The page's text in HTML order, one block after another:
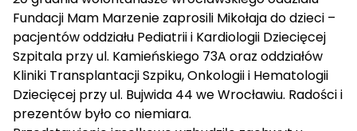
Fundacji Mam Marzenie zaprosili Mikołaja do dzieci –
pacjentów oddziału Pediatrii i Kardiologii Dziecięcej
Szpitala przy ul. Kamieńskiego 73A oraz oddziałów
Kliniki Transplantacji Szpiku, Onkologii i Hematologii
Dziecięcej przy ul. Bujwida 44 we Wrocławiu. Radości i
prezentów było co niemiara.